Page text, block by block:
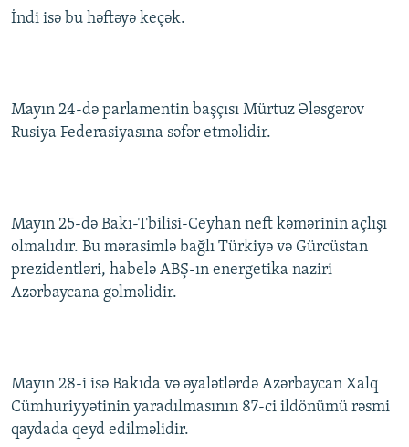
İndi isə bu həftəyə keçək.
Mayın 24-də parlamentin başçısı Mürtuz Ələsgərov
Rusiya Federasiyasına səfər etməlidir.
Mayın 25-də Bakı-Tbilisi-Ceyhan neft kəmərinin açlışı
olmalıdır. Bu mərasimlə bağlı Türkiyə və Gürcüstan
prezidentləri, habelə ABŞ-ın energetika naziri
Azərbaycana gəlməlidir.
Mayın 28-i isə Bakıda və əyalətlərdə Azərbaycan Xalq
Cümhuriyyətinin yaradılmasının 87-ci ildönümü rəsmi
qaydada qeyd edilməlidir.